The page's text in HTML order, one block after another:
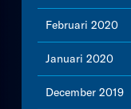
Februari 2020
Januari 2020
December 2019